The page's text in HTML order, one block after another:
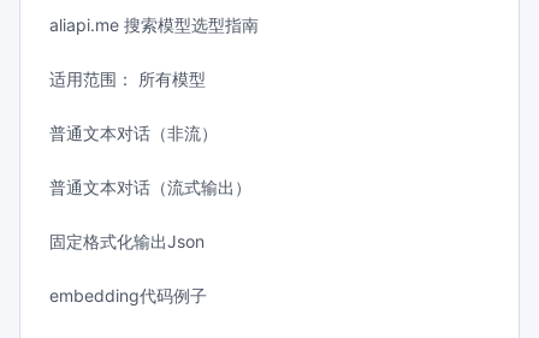
aliapi.me 搜索模型选型指南
适用范围： 所有模型
普通文本对话（非流）
普通文本对话（流式输出）
固定格式化输出Json
embedding代码例子